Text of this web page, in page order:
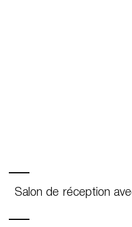
Salon de réception